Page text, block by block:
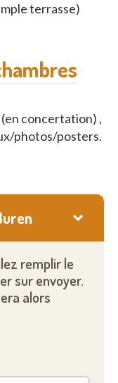
terrasse)
(en concertation) ,
photos/posters.
remplir le
sur envoyer.
alors